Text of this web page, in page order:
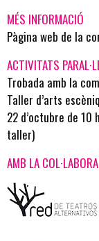
MÉS INFORMACIÓ
Pàgina web de la
ACTIVITATS
Trobada amb la
Taller d’arts
22 d’octubre de 10
taller)
AMB LA